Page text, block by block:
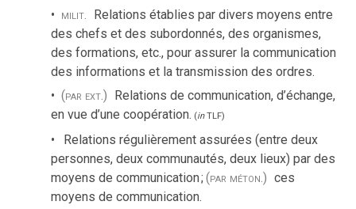
milit. Relations établies par divers moyens entre
des chefs et des subordonnés, des organismes,
des formations, etc., pour assurer la communication
des informations et la transmission des ordres.
(par ext.) Relations de communication, d’échange,
en vue d’une coopération. (inTLF)
Relations régulièrement assurées (entre deux
personnes, deux communautés, deux lieux) par des
moyens de communication;(par méton.) ces
moyens de communication.